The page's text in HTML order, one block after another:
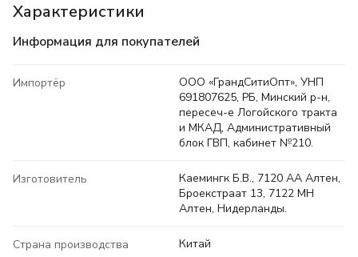
Характеристики
Информация для покупателей
Импортёр
ООО «ГрандСитиОпт», УНП
691807625, РБ, Минский р-н,
пересеч-е Логойского тракта
и МКАД, Административный
блок ГВП, кабинет №210.
Изготовитель
Каемингк Б.В., 7120 АА Алтен,
Броекстраат 13, 7122 МН
Алтен, Нидерланды.
Страна производства Китай